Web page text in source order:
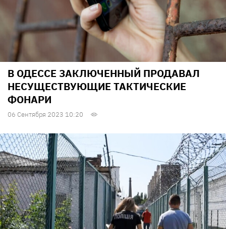
В ОДЕССЕ ЗАКЛЮЧЕННЫЙ ПРОДАВАЛ
НЕСУЩЕСТВУЮЩИЕ ТАКТИЧЕСКИЕ
ФОНАРИ
06 Сентября 2023 10:20